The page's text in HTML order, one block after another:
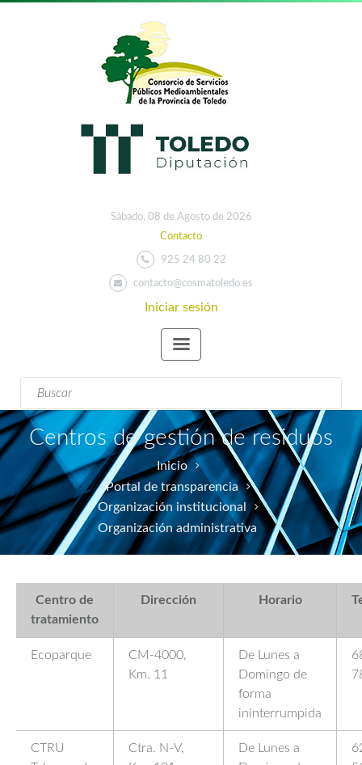
Sábado, 08 de Agosto de 2026
Contacto
925 24 80 22
contacto@cosmatoledo.es
Iniciar sesión
Formulario de
búsqueda
Buscar
Centros de gestión de residuos
Inicio
Portal de transparencia
Organización institucional
Organización administrativa
Centro de
tratamiento
Dirección Horario
Ecoparque
CM-4000,
Km. 11
De Lunes a
Domingo de
forma
ininterrumpida
CTRU
Ctra. N-V,
De Lunes a